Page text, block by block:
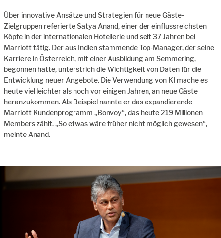
Über innovative Ansätze und Strategien für neue Gäste-
Zielgruppen referierte Satya Anand, einer der einflussreichsten
Köpfe in der internationalen Hotellerie und seit 37 Jahren bei
Marriott tätig. Der aus Indien stammende Top-Manager, der seine
Karriere in Österreich, mit einer Ausbildung am Semmering,
begonnen hatte, unterstrich die Wichtigkeit von Daten für die
Entwicklung neuer Angebote. Die Verwendung von KI mache es
heute viel leichter als noch vor einigen Jahren, an neue Gäste
heranzukommen. Als Beispiel nannte er das expandierende
Marriott Kundenprogramm „Bonvoy“, das heute 219 Millionen
Members zählt. „So etwas wäre früher nicht möglich gewesen“,
meinte Anand.